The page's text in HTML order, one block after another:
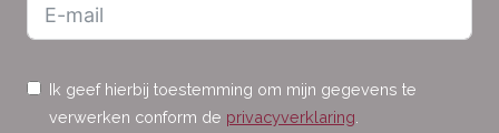
Ik geef hierbij toestemming om mijn gegevens te
verwerken conform de privacyverklaring